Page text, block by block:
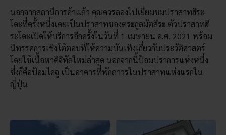
นอกจากสถานีการค้าแล้ว คุณควรลองไปเยี่ยมชมปราสาทฮิระ
โดะที่ครั้งหนึ่งเคยเป็นปราสาทของตระกูลมัตสึระ ตัวปราสาทฮิ
ระโดะเปิดให้บริการอีกครั้งในวันที่ 1 เมษายน ค.ศ. 2021 พร้อม
นิทรรศการเชิงโต้ตอบที่ให้ความบันเทิงเกี่ยวกับประวัติศาสตร์
โดยใช้เนื้อหาดิจิทัลใหม่ล่าสุด นอกจากนี้ป้อมปราการแห่งหนึ่ง
ซึ่งก็คือป้อมไคจู เป็นอาคารที่พักถาวรในปราสาทแห่งแรกใน
ญี่ปุ่น